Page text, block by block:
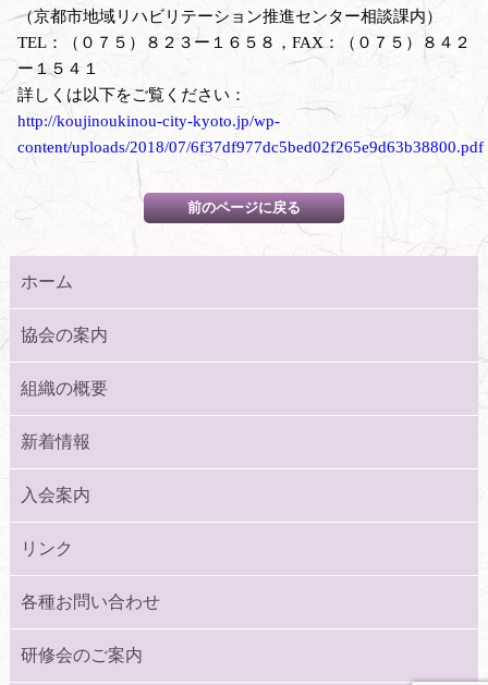
（京都市地域リハビリテーション推進センター相談課内）
TEL：（０７５）８２３ー１６５８，FAX：（０７５）８４２
ー１５４１
詳しくは以下をご覧ください：
http://koujinoukinou-city-kyoto.jp/wp-
content/uploads/2018/07/6f37df977dc5bed02f265e9d63b38800.pdf
ホーム
協会の案内
組織の概要
新着情報
入会案内
リンク
各種お問い合わせ
研修会のご案内